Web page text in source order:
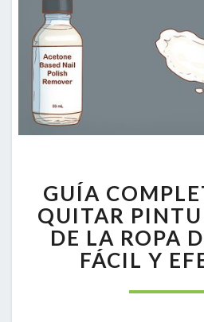
LA
GUÍA
QUITAR
DE LA ROPA
FÁCIL Y